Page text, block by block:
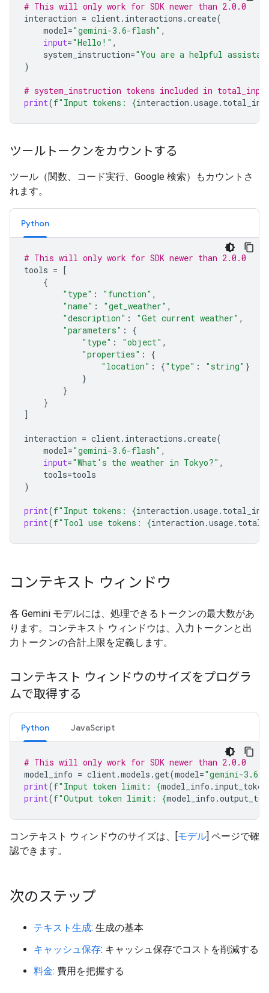
# This will only work for SDK newer than 2.0.0
interaction = client. interactions .create(
model="gemini-3.6-flash" ,
input="Hello!" ,
system_instruction="You are a helpful
)
# system_instruction tokens included in
print(f"Input tokens: {interaction .usage.
ツールトークンをカウントする
ツール（関数、コード実行、Google 検索）もカウントさ
れます。
Python
# This will only work for SDK newer than 2.0.0
tools = [
{
"type" : "function" ,
"name" : "get_weather" ,
"description" : "Get current weather" ,
"parameters" :
{
"type" : "object" ,
"properties" :
{
"location" : {"type" : "string" }
}
}
}
]
interaction = client. interactions .create(
model="gemini-3.6-flash" ,
input="What's the weather in Tokyo?" ,
tools=tools
)
print(f"Input tokens: {interaction .usage.
print(f"Tool use tokens: {interaction .usage.
コンテキスト ウィンドウ
各 Gemini モデルには、処理できるトークンの最大数があ
ります。コンテキスト ウィンドウは、入力トークンと出
力トークンの合計上限を定義します。
コンテキスト ウィンドウのサイズをプログラ
ムで取得する
Python JavaScript
# This will only work for SDK newer than 2.0.0
model_info = client.models .get(model="gemini-3.6-
print(f"Input token limit: {model_info .
print(f"Output token limit: {model_info .
コンテキスト ウィンドウのサイズは、[モデル] ページで確
認できます。
次のステップ
テキスト生成: 生成の基本
キャッシュ保存: キャッシュ保存でコストを削減する
料金: 費用を把握する